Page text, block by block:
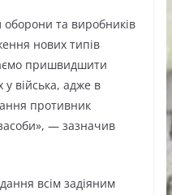
оборони та виробників
нових типів
пришвидшити
війська, адже в
противник
— зазначив
всім задіяним